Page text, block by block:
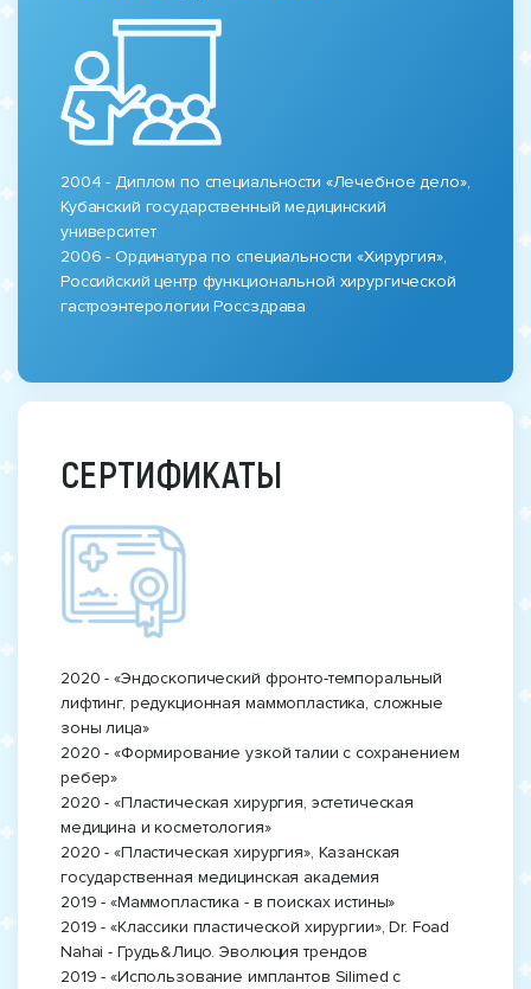
2004 - Диплом по специальности «Лечебное дело»,
Кубанский государственный медицинский
университет
2006 - Ординатура по специальности «Хирургия»,
Российский центр функциональной хирургической
гастроэнтерологии Россздрава
СЕРТИФИКАТЫ
2020 - «Эндоскопический фронто-темпоральный
лифтинг, редукционная маммопластика, сложные
зоны лица»
2020 - «Формирование узкой талии с сохранением
ребер»
2020 - «Пластическая хирургия, эстетическая
медицина и косметология»
2020 - «Пластическая хирургия», Казанская
государственная медицинская академия
2019 - «Маммопластика - в поисках истины»
2019 - «Классики пластической хирургии», Dr. Foad
Nahai - Грудь&Лицо. Эволюция трендов
2019 - «Использование имплантов Silimed с